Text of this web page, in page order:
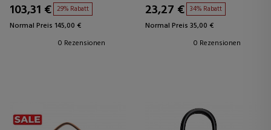
103,31 € 29% Rabatt
Normal Preis 145,00 €
0 Rezensionen
23,27 € 34% Rabatt
Normal Preis 35,00 €
0 Rezensionen